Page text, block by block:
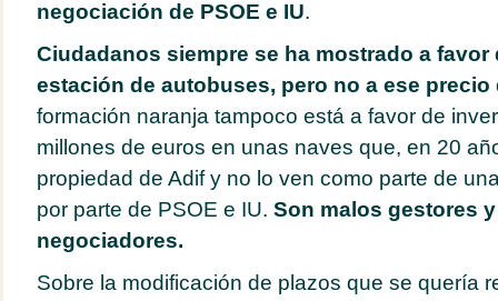
negociación de PSOE e IU.
Ciudadanos siempre se ha mostrado a favor
estación de autobuses, pero no a ese
formación naranja tampoco está a favor de
millones de euros en unas naves que, en 20
propiedad de Adif y no lo ven como parte de
por parte de PSOE e IU. Son malos gestores
negociadores.
Sobre la modificación de plazos que se quería